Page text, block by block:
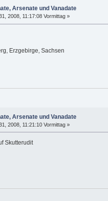
Arsenate und Vanadate
2008, 11:17:08 Vormittag »
Erzgebirge, Sachsen
Arsenate und Vanadate
2008, 11:21:10 Vormittag »
Skutterudit